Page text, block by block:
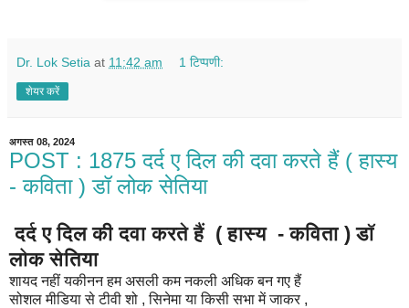
Dr. Lok Setia at 11:42 am 1 टिप्पणी:
शेयर करें
अगस्त 08, 2024
POST : 1875 दर्द ए दिल की दवा करते हैं ( हास्य
- कविता ) डॉ लोक सेतिया
दर्द ए दिल की दवा करते हैं ( हास्य - कविता ) डॉ
लोक सेतिया
शायद नहीं यकीनन हम असली कम नकली अधिक बन गए हैं
सोशल मीडिया से टीवी शो , सिनेमा या किसी सभा में जाकर ,